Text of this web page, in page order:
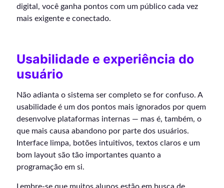
digital, você ganha pontos com um público cada vez
mais exigente e conectado.
Usabilidade e experiência do
usuário
Não adianta o sistema ser completo se for confuso. A
usabilidade é um dos pontos mais ignorados por quem
desenvolve plataformas internas — mas é, também, o
que mais causa abandono por parte dos usuários.
Interface limpa, botões intuitivos, textos claros e um
bom layout são tão importantes quanto a
programação em si.